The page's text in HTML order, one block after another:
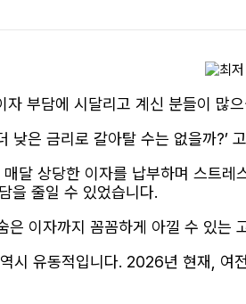
부담에 시달리고 계신 분들이 많
낮은 금리로 갈아탈 수는 없을까?’
달 상당한 이자를 납부하며 스트
을 줄일 수 있었습니다.
이자까지 꼼꼼하게 아낄 수 있는
시 유동적입니다. 2026년 현재,